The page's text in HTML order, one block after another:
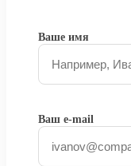
Ваше имя
Ваш e-mail